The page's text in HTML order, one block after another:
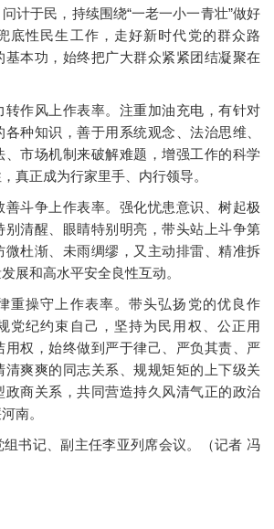
计于民，持续围绕“一老一小一青壮”做好
底性民生工作，走好新时代党的群众路
基本功，始终把广大群众紧紧团结凝聚在
作风上作表率。注重加油充电，有针对
种知识，善于用系统观念、法治思维、
、市场机制来破解难题，增强工作的科学
真正成为行家里手、内行领导。
斗争上作表率。强化忧患意识、树起极
别清醒、眼睛特别明亮，带头站上斗争第
微杜渐、未雨绸缪，又主动排雷、精准拆
展和高水平安全良性互动。
操守上作表率。带头弘扬党的优良作
党纪约束自己，坚持为民用权、公正用
用权，始终做到严于律己、严负其责、严
清爽爽的同志关系、规规矩矩的上下级关
政商关系，共同营造持久风清气正的政治
南。
记、副主任李亚列席会议。（记者 冯